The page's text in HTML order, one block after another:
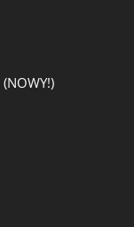
(NOWY!)